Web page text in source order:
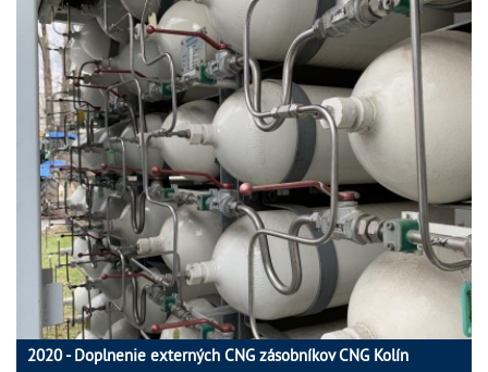
2020 - Doplnenie externých CNG zásobníkov CNG Kolín